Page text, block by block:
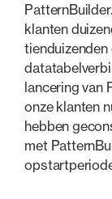
klanten
lancering van
onze klanten
hebben
met